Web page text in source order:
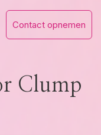
Contact opnemen
Clump